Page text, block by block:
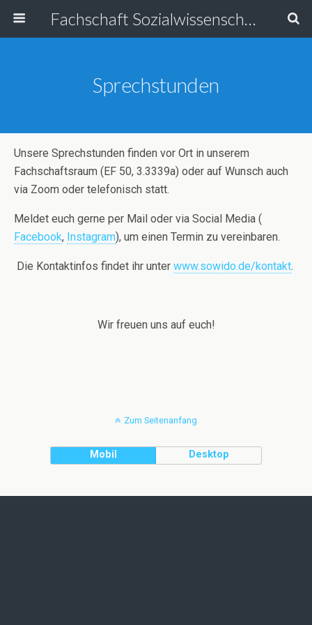
Fachschaft Sozialwissenschaften
Sprechstunden
Unsere Sprechstunden finden vor Ort in unserem
Fachschaftsraum (EF 50, 3.3339a) oder auf Wunsch auch
via Zoom oder telefonisch statt.
Meldet euch gerne per Mail oder via Social Media (
Facebook, Instagram), um einen Termin zu vereinbaren.
Die Kontaktinfos findet ihr unter www.sowido.de/kontakt.
Wir freuen uns auf euch!
Zum Seitenanfang
Mobil Desktop